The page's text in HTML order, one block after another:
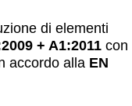
di elementi
+ A1:2011 con
accordo alla EN